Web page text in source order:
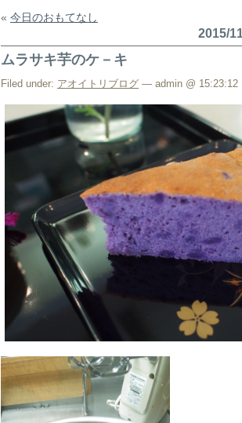
« 今日のおもてなし
2015/
ムラサキ芋のケ－キ
Filed under: アオイトリブログ — admin @ 15:23:12